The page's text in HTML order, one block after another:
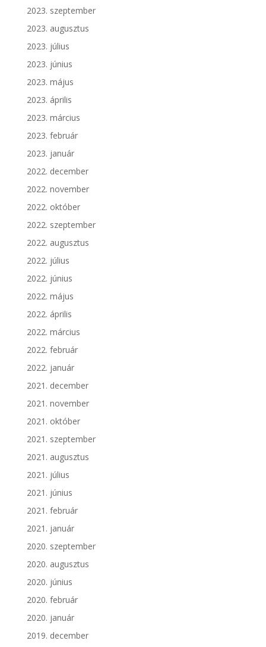
2023. szeptember
2023. augusztus
2023. július
2023. június
2023. május
2023. április
2023. március
2023. február
2023. január
2022. december
2022. november
2022. október
2022. szeptember
2022. augusztus
2022. július
2022. június
2022. május
2022. április
2022. március
2022. február
2022. január
2021. december
2021. november
2021. október
2021. szeptember
2021. augusztus
2021. július
2021. június
2021. február
2021. január
2020. szeptember
2020. augusztus
2020. június
2020. február
2020. január
2019. december